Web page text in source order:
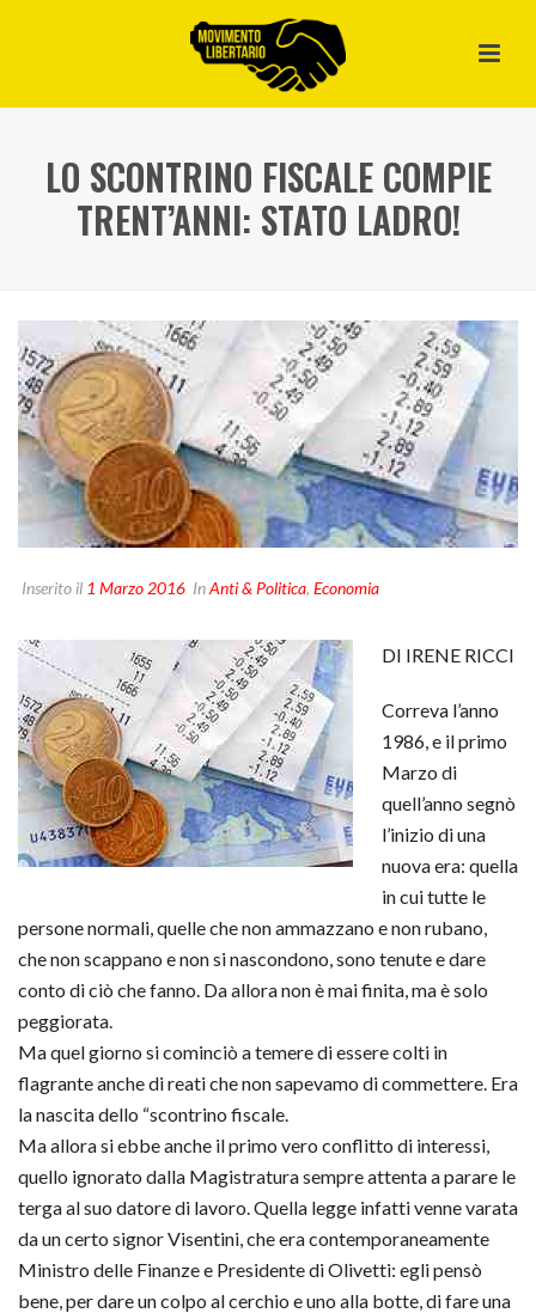
LO SCONTRINO FISCALE COMPIE
TRENT’ANNI: STATO LADRO!
Inserito il 1 Marzo 2016 InAnti & Politica, Economia
DI IRENE RICCI
Correva l’anno
1986, e il primo
Marzo di
quell’anno segnò
l’inizio di una
nuova era: quella
in cui tutte le
persone normali, quelle che non ammazzano e non rubano,
che non scappano e non si nascondono, sono tenute e dare
conto di ciò che fanno. Da allora non è mai finita, ma è solo
peggiorata.
Ma quel giorno si cominciò a temere di essere colti in
flagrante anche di reati che non sapevamo di commettere. Era
la nascita dello “scontrino fiscale.
Ma allora si ebbe anche il primo vero conflitto di interessi,
quello ignorato dalla Magistratura sempre attenta a parare le
terga al suo datore di lavoro. Quella legge infatti venne varata
da un certo signor Visentini, che era contemporaneamente
Ministro delle Finanze e Presidente di Olivetti: egli pensò
bene, per dare un colpo al cerchio e uno alla botte, di fare una